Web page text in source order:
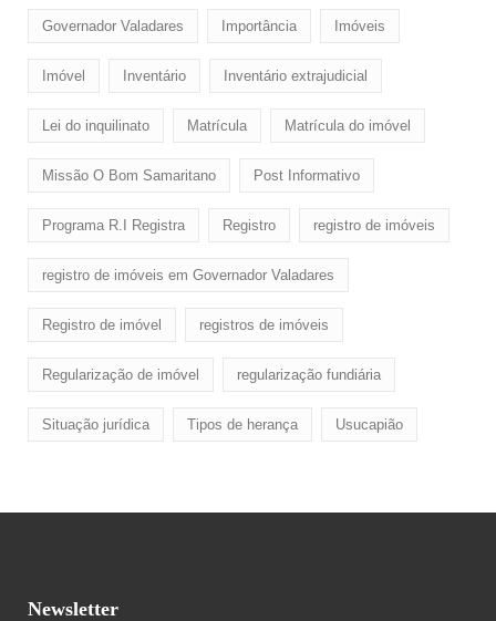
Governador Valadares Importância Imóveis
Imóvel Inventário Inventário extrajudicial
Lei do inquilinato Matrícula Matrícula do imóvel
Missão O Bom Samaritano Post Informativo
Programa R.I Registra Registro registro de imóveis
registro de imóveis em Governador Valadares
Registro de imóvel registros de imóveis
Regularização de imóvel regularização fundiária
Situação jurídica Tipos de herança Usucapião
Newsletter